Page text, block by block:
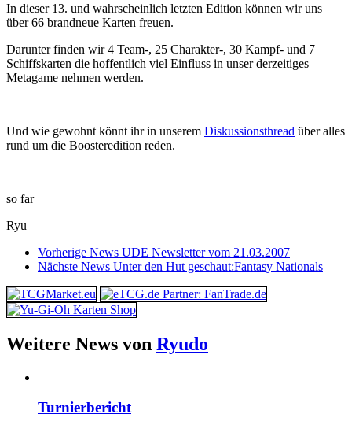
In dieser 13. und wahrscheinlich letzten Edition können wir uns
über 66 brandneue Karten freuen.
Darunter finden wir 4 Team-, 25 Charakter-, 30 Kampf- und 7
Schiffskarten die hoffentlich viel Einfluss in unser derzeitiges
Metagame nehmen werden.
Und wie gewohnt könnt ihr in unserem Diskussionsthread über alles
rund um die Boosteredition reden.
so far
Ryu
Vorherige News UDE Newsletter vom 21.03.2007
Nächste News Unter den Hut geschaut:Fantasy Nationals
Weitere News von Ryudo
Turnierbericht